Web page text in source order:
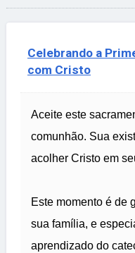
Celebrando a
com Cristo
Aceite este
comunhão. Sua
acolher Cristo em
Este momento é de
sua família, e
aprendizado do